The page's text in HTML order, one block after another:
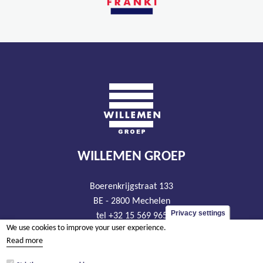
WILLEMEN GROEP
Boerenkrijgstraat 133
BE - 2800 Mechelen
tel +32 15 569 965
groep@willemen.be
Privacy settings
We use cookies to improve your user experience.
Read more